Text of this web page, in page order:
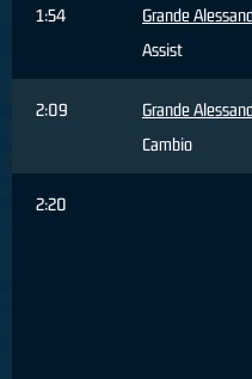
1:54 Grande
Assist
2:09 Grande
Cambio
2:20